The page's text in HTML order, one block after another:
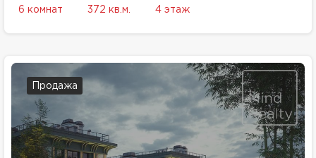
6 комнат 372 кв.м. 4 этаж
Продажа